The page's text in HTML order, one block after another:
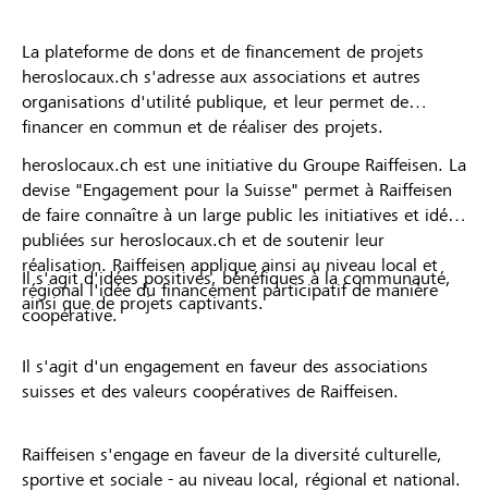
La plateforme de dons et de financement de projets
heroslocaux.ch s'adresse aux associations et autres
organisations d'utilité publique, et leur permet de
financer en commun et de réaliser des projets.
heroslocaux.ch est une initiative du Groupe Raiffeisen. La
devise "Engagement pour la Suisse" permet à Raiffeisen
de faire connaître à un large public les initiatives et idées
publiées sur heroslocaux.ch et de soutenir leur
réalisation. Raiffeisen applique ainsi au niveau local et
régional l'idée du financement participatif de manière
coopérative.
Il s'agit d'idées positives, bénéfiques à la communauté,
ainsi que de projets captivants.
Il s'agit d'un engagement en faveur des associations
suisses et des valeurs coopératives de Raiffeisen.
Raiffeisen s'engage en faveur de la diversité culturelle,
sportive et sociale - au niveau local, régional et national.